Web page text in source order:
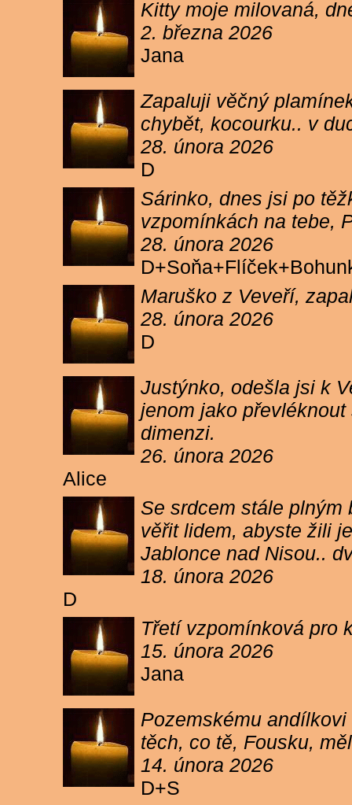
Kitty moje milovaná,
2. března 2026
Jana
Zapaluji věčný
chybět, kocourku.. v
28. února 2026
D
Sárinko, dnes jsi po
vzpomínkách na tebe,
28. února 2026
Maruško z Veveří,
28. února 2026
D
Justýnko, odešla jsi k
jenom jako
dimenzi.
26. února 2026
Alice
Se srdcem stále
věřit lidem, abyste žili
Jablonce nad Nisou..
18. února 2026
D
Třetí vzpomínková pro
15. února 2026
Jana
Pozemskému
těch, co tě, Fousku,
14. února 2026
D+S